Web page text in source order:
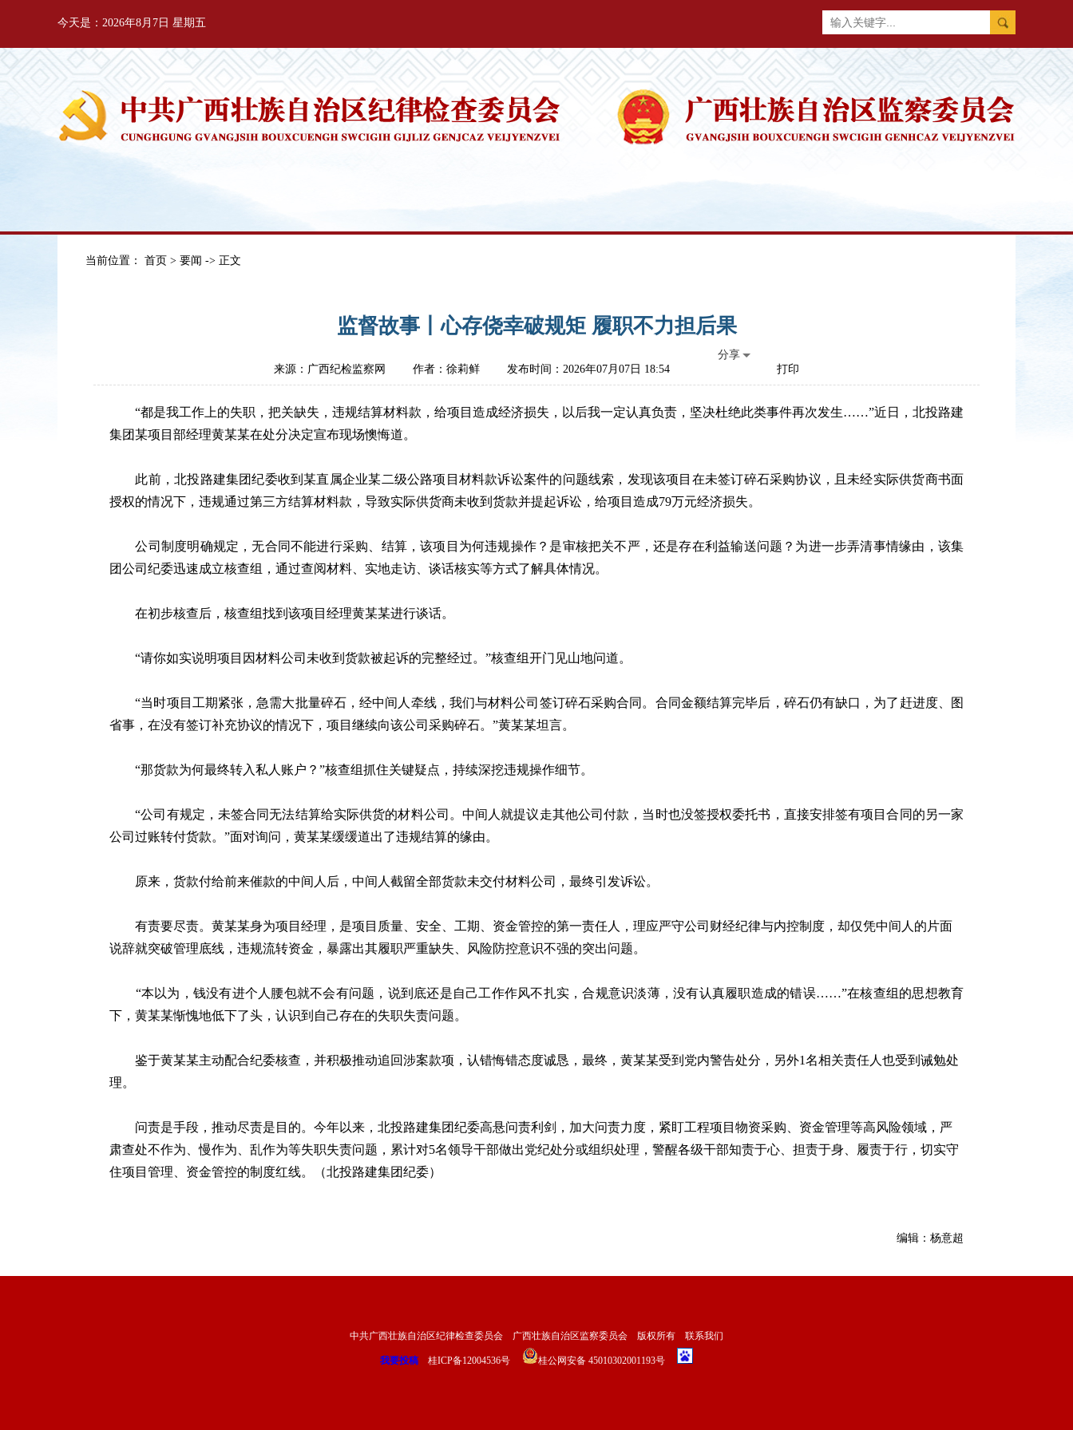
今天是：2026年8月7日 星期五
当前位置： 首页 > 要闻 -> 正文
监督故事丨心存侥幸破规矩 履职不力担后果
来源：广西纪检监察网 作者：徐莉鲜 发布时间：2026年07月07日 18:54
分享
打印
“都是我工作上的失职，把关缺失，违规结算材料款，给项目造成经济损失，以后我一定认真负责，坚决杜绝此类事件再次发生……”近日，北投路建
集团某项目部经理黄某某在处分决定宣布现场懊悔道。
此前，北投路建集团纪委收到某直属企业某二级公路项目材料款诉讼案件的问题线索，发现该项目在未签订碎石采购协议，且未经实际供货商书面
授权的情况下，违规通过第三方结算材料款，导致实际供货商未收到货款并提起诉讼，给项目造成79万元经济损失。
公司制度明确规定，无合同不能进行采购、结算，该项目为何违规操作？是审核把关不严，还是存在利益输送问题？为进一步弄清事情缘由，该集
团公司纪委迅速成立核查组，通过查阅材料、实地走访、谈话核实等方式了解具体情况。
在初步核查后，核查组找到该项目经理黄某某进行谈话。
“请你如实说明项目因材料公司未收到货款被起诉的完整经过。”核查组开门见山地问道。
“当时项目工期紧张，急需大批量碎石，经中间人牵线，我们与材料公司签订碎石采购合同。合同金额结算完毕后，碎石仍有缺口，为了赶进度、图
省事，在没有签订补充协议的情况下，项目继续向该公司采购碎石。”黄某某坦言。
“那货款为何最终转入私人账户？”核查组抓住关键疑点，持续深挖违规操作细节。
“公司有规定，未签合同无法结算给实际供货的材料公司。中间人就提议走其他公司付款，当时也没签授权委托书，直接安排签有项目合同的另一家
公司过账转付货款。”面对询问，黄某某缓缓道出了违规结算的缘由。
原来，货款付给前来催款的中间人后，中间人截留全部货款未交付材料公司，最终引发诉讼。
有责要尽责。黄某某身为项目经理，是项目质量、安全、工期、资金管控的第一责任人，理应严守公司财经纪律与内控制度，却仅凭中间人的片面
说辞就突破管理底线，违规流转资金，暴露出其履职严重缺失、风险防控意识不强的突出问题。
“本以为，钱没有进个人腰包就不会有问题，说到底还是自己工作作风不扎实，合规意识淡薄，没有认真履职造成的错误……”在核查组的思想教育
下，黄某某惭愧地低下了头，认识到自己存在的失职失责问题。
鉴于黄某某主动配合纪委核查，并积极推动追回涉案款项，认错悔错态度诚恳，最终，黄某某受到党内警告处分，另外1名相关责任人也受到诫勉处
理。
问责是手段，推动尽责是目的。今年以来，北投路建集团纪委高悬问责利剑，加大问责力度，紧盯工程项目物资采购、资金管理等高风险领域，严
肃查处不作为、慢作为、乱作为等失职失责问题，累计对5名领导干部做出党纪处分或组织处理，警醒各级干部知责于心、担责于身、履责于行，切实守
住项目管理、资金管控的制度红线。（北投路建集团纪委）
编辑：杨意超
中共广西壮族自治区纪律检查委员会 广西壮族自治区监察委员会 版权所有 联系我们
我要投稿 桂ICP备12004536号 桂公网安备 45010302001193号